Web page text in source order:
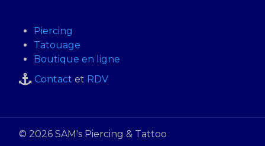
Piercing
Tatouage
Boutique en ligne
Contact et RDV
© 2026 SAM's Piercing & Tattoo